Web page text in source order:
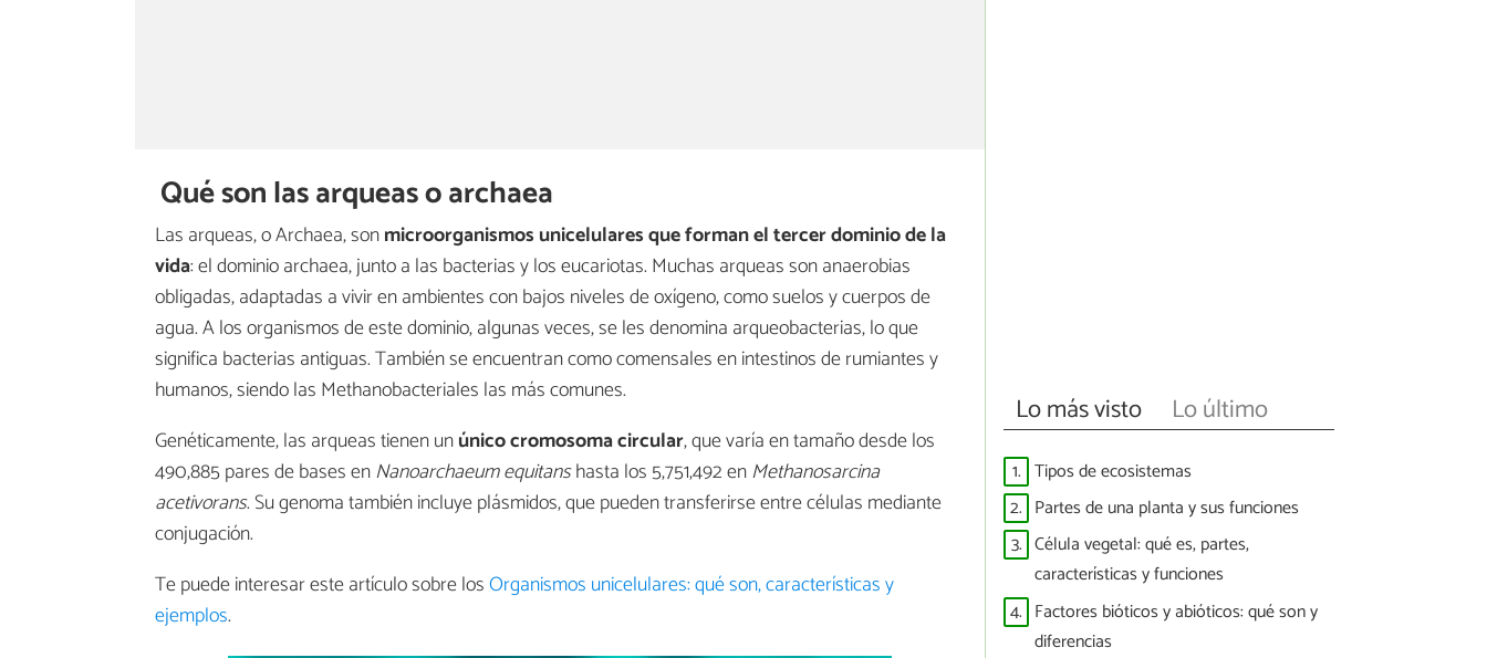
Qué son las arqueas o archaea
Las arqueas, o Archaea, sonmicroorganismos unicelulares que forman el tercer dominio de la
vida: el dominio archaea, junto a las bacterias y los eucariotas. Muchas arqueas son anaerobias
obligadas, adaptadas a vivir en ambientes con bajos niveles de oxígeno, como suelos y cuerpos de
agua. A los organismos de este dominio, algunas veces, se les denomina arqueobacterias, lo que
significa bacterias antiguas. También se encuentran como comensales en intestinos de rumiantes y
humanos, siendo las Methanobacteriales las más comunes.
Genéticamente, las arqueas tienen unúnico cromosoma circular, que varía en tamaño desde los
490,885 pares de bases enNanoarchaeum equitanshasta los 5,751,492 enMethanosarcina
acetivorans. Su genoma también incluye plásmidos, que pueden transferirse entre células mediante
conjugación.
Te puede interesar este artículo sobre losOrganismos unicelulares: qué son, características y
ejemplos.
Lo más visto Lo último
1. Tipos de ecosistemas
2. Partes de una planta y sus funciones
3. Célula vegetal: qué es, partes,
características y funciones
4. Factores bióticos y abióticos: qué son y
diferencias